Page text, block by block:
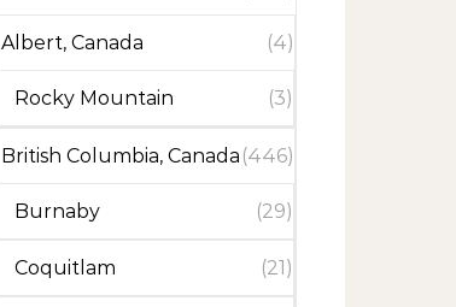
Albert, Canada (4)
Rocky Mountain (3)
British Columbia, Canada (446)
Burnaby (29)
Coquitlam (21)